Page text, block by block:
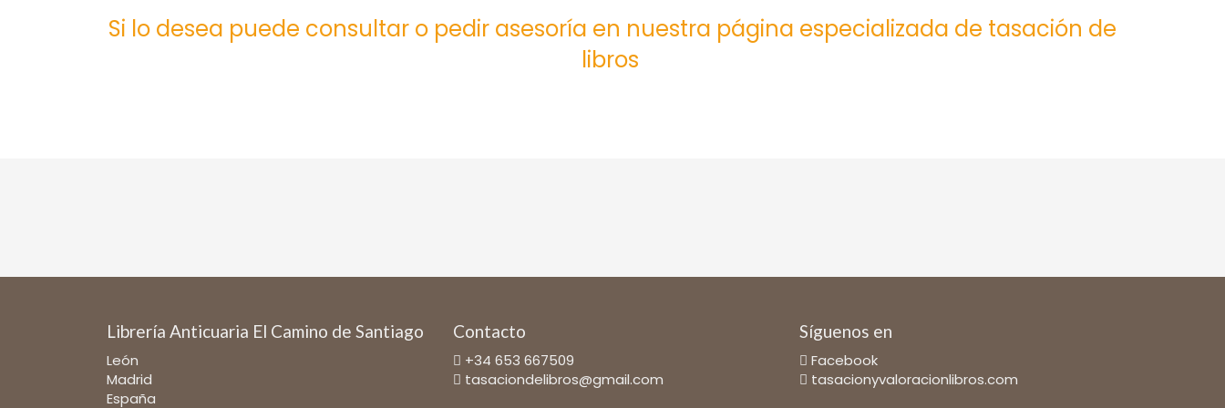
Si lo desea puede consultar o pedir asesoría en nuestra página especializada de tasación de
libros
Librería Anticuaria El Camino de Santiago
León
Madrid
España
Contacto
+34 653 667509
tasaciondelibros@gmail.com
Síguenos en
Facebook
tasacionyvaloracionlibros.com